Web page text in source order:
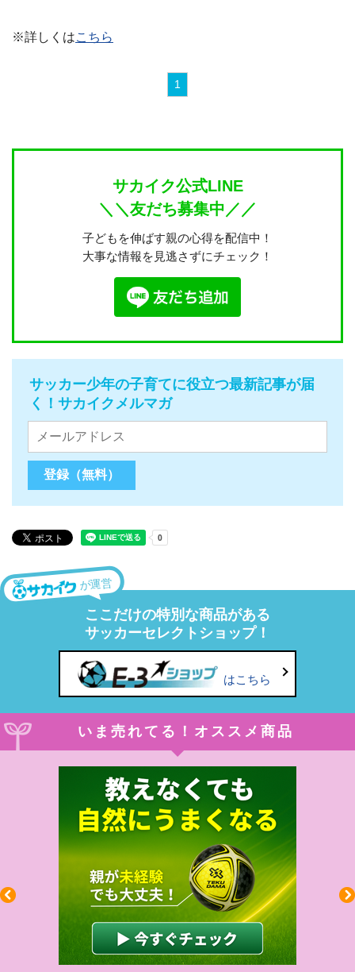
※詳しくはこちら
1
サカイク公式LINE
＼＼友だち募集中／／
子どもを伸ばす親の心得を配信中！
大事な情報を見逃さずにチェック！
サッカー少年の子育てに役立つ最新記事が届
く！サカイクメルマガ
が運営
ここだけの特別な商品がある
サッカーセレクトショップ！
はこちら
いま売れてる！オススメ商品